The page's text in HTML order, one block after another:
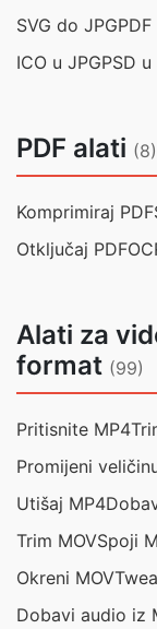
SVG do JPG
ICO u JPGPSD u
PDF alati (8)
Komprimiraj PDF
Otključaj PDF
Alati za
format (99)
Pritisnite MP4
Promijeni
Utišaj MP4
Trim MOVSpoji
Okreni MOV
Dobavi audio iz